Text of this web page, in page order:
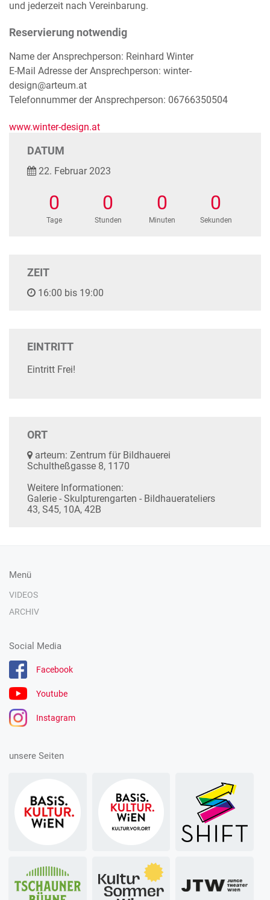
und jederzeit nach Vereinbarung.
Reservierung notwendig
Name der Ansprechperson: Reinhard Winter
E-Mail Adresse der Ansprechperson: winter-
design@arteum.at
Telefonnummer der Ansprechperson: 06766350504
www.winter-design.at
DATUM
22. Februar 2023
0
Tage
0
Stunden
0
Minuten
0
Sekunden
ZEIT
16:00 bis 19:00
EINTRITT
Eintritt Frei!
ORT
arteum: Zentrum für Bildhauerei
Schultheßgasse 8, 1170
Weitere Informationen:
Galerie - Skulpturengarten - Bildhauerateliers
43, S45, 10A, 42B
Menü
VIDEOS
ARCHIV
Social Media
Facebook
Youtube
Instagram
unsere Seiten